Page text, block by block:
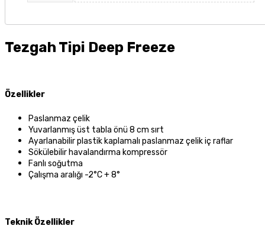
Tezgah Tipi Deep Freeze
Özellikler
Paslanmaz çelik
Yuvarlanmış üst tabla önü 8 cm sırt
Ayarlanabilir plastik kaplamalı paslanmaz çelik iç raflar
Sökülebilir havalandırma kompressör
Fanlı soğutma
Çalışma aralığı -2°C + 8°
Teknik Özellikler